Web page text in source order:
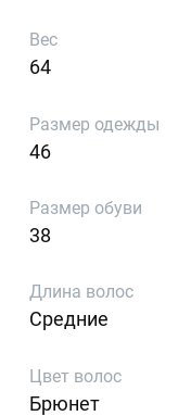
Вес
64
Размер одежды
46
Размер обуви
38
Длина волос
Средние
Цвет волос
Брюнет